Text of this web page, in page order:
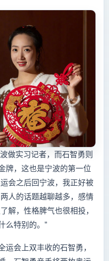
做实习记者，而石智勇则
牌，这也是宁波的第一位
会之后回宁波，我正好被
人的话题越聊越多，感情
解，性格脾气也很相投，
么特别的。”
运会上双丰收的石智勇，